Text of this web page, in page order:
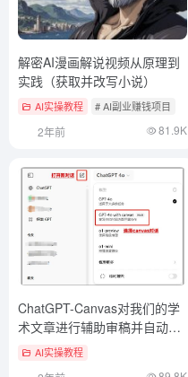
解密AI漫画解说视频从原理到
实践（获取并改写小说）
AI实操教程 # AI副业赚钱项目
2年前 81.9K
ChatGPT-Canvas对我们的学
术文章进行辅助审稿并自动修
改，全流程演示
AI实操教程